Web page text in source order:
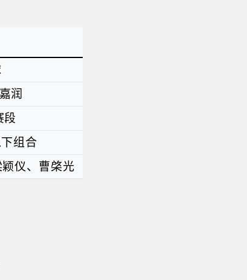
润
段
组合
仪、曹棨光